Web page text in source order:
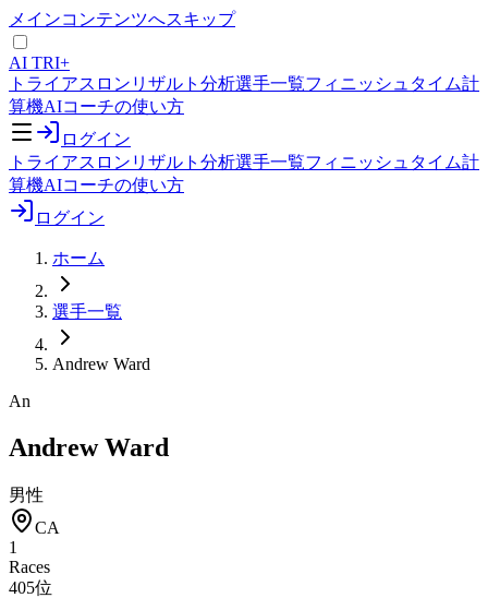
メインコンテンツへスキップ
AI TRI+
トライアスロンリザルト分析選手一覧フィニッシュタイム計
算機AIコーチの使い方
ログイン
トライアスロンリザルト分析選手一覧フィニッシュタイム計
算機AIコーチの使い方
ログイン
ホーム
選手一覧
Andrew Ward
An
Andrew Ward
男性
CA
1
Races
405位